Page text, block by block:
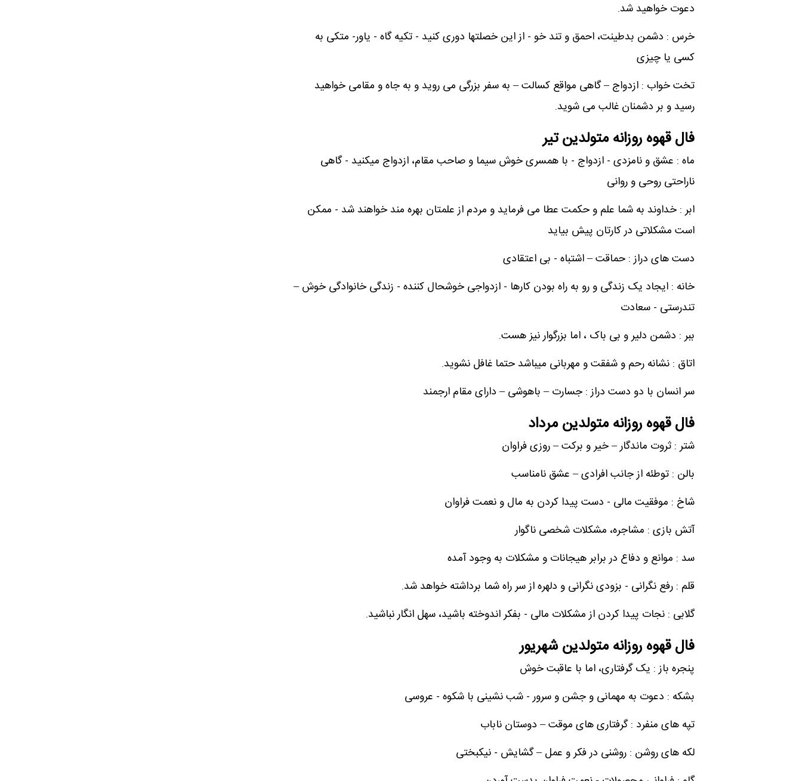
دعوت خواهید شد.
خرس : دشمن بدطینت، احمق و تند خو - از این خصلتها دوری کنید - تکیه گاه - یاور- متکی به
کسی یا چیزی
تخت خواب : ازدواج – گاهی مواقع کسالت – به سفر بزرگی می روید و به جاه و مقامی خواهید
رسید و بر دشمنان غالب می شوید.
فال قهوه روزانه متولدین تیر
ماه : عشق و نامزدی - ازدواج - با همسری خوش سیما و صاحب مقام، ازدواج میکنید - گاهی
ناراحتی روحی و روانی
ابر : خداوند به شما علم و حکمت عطا می فرماید و مردم از علمتان بهره مند خواهند شد - ممکن
است مشکلاتی در کارتان پیش بیاید
دست های دراز : حماقت – اشتباه - بی اعتقادی
خانه : ایجاد یک زندگی و رو به راه بودن کارها - ازدواجی خوشحال کننده - زندگی خانوادگی خوش –
تندرستی - سعادت
ببر : دشمن دلیر و بی باک ، اما بزرگوار نیز هست.
اتاق : نشانه رحم و شفقت و مهربانی میباشد حتما غافل نشوید.
سر انسان با دو دست دراز : جسارت – باهوشی – دارای مقام ارجمند
فال قهوه روزانه متولدین مرداد
شتر : ثروت ماندگار – خیر و برکت – روزی فراوان
بالن : توطئه از جانب افرادی – عشق نامناسب
شاخ : موفقیت مالی - دست پیدا کردن به مال و نعمت فراوان
آتش بازی : مشاجره، مشکلات شخصی ناگوار
سد : موانع و دفاع در برابر هیجانات و مشکلات به وجود آمده
قلم : رفع نگرانی - بزودی نگرانی و دلهره از سر راه شما برداشته خواهد شد.
گلابی : نجات پیدا کردن از مشکلات مالی - بفکر اندوخته باشید، سهل انگار نباشید.
فال قهوه روزانه متولدین شهریور
پنجره باز : یک گرفتاری، اما با عاقبت خوش
بشکه : دعوت به مهمانی و جشن و سرور - شب نشینی با شکوه - عروسی
تپه های منفرد : گرفتاری های موقت – دوستان ناباب
لکه های روشن : روشنی در فکر و عمل – گشایش - نیکبختی